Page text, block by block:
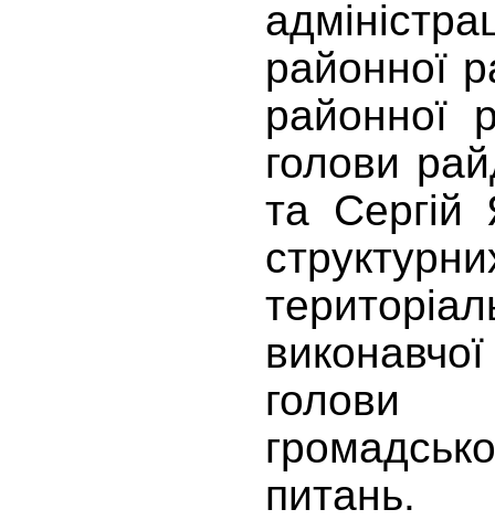
районної
районної
голови
та Сергій
голови
питань.